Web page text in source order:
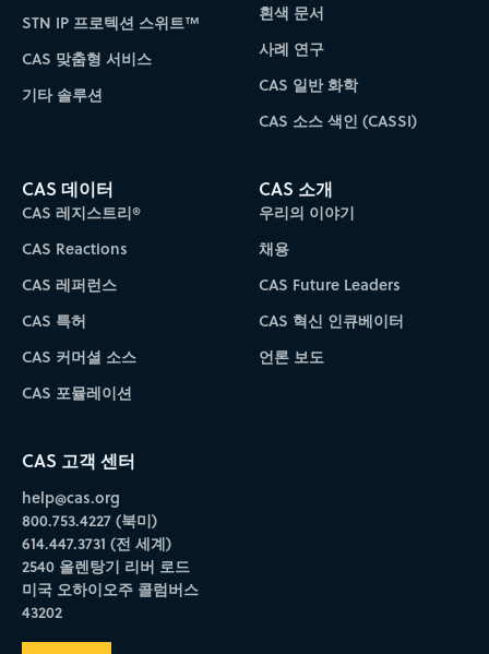
STN IP 프로텍션 스위트™
CAS 맞춤형 서비스
기타 솔루션
흰색 문서
사례 연구
CAS 일반 화학
CAS 소스 색인 (CASSI)
CAS 데이터
CAS 레지스트리®
CAS Reactions
CAS 레퍼런스
CAS 특허
CAS 커머셜 소스
CAS 포뮬레이션
CAS 소개
우리의 이야기
채용
CAS Future Leaders
CAS 혁신 인큐베이터
언론 보도
CAS 고객 센터
help@cas.org
800.753.4227 (북미)
614.447.3731 (전 세계)
2540 올렌탕기 리버 로드
미국 오하이오주 콜럼버스
43202